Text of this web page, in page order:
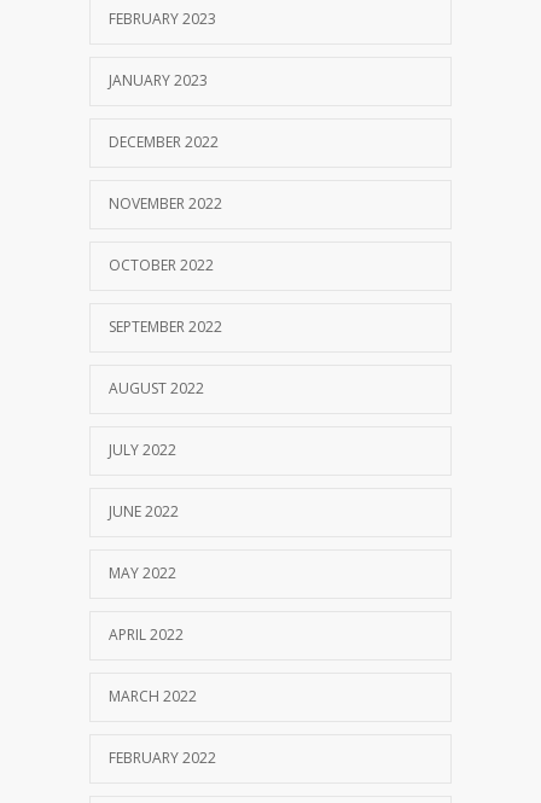
FEBRUARY 2023
JANUARY 2023
DECEMBER 2022
NOVEMBER 2022
OCTOBER 2022
SEPTEMBER 2022
AUGUST 2022
JULY 2022
JUNE 2022
MAY 2022
APRIL 2022
MARCH 2022
FEBRUARY 2022